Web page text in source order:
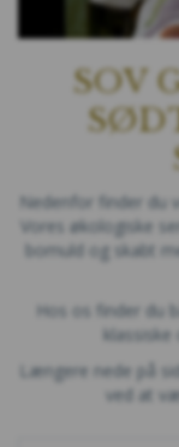
SOV
Nedenfor finder du
Vores økologiske
bomuld og skabt
Hos os finder du
Længere nede på
ved at